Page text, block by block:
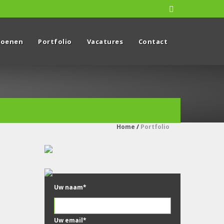
Portfolio Vacatures Contact
Home / Portfolio
Uw naam*
Uw email*